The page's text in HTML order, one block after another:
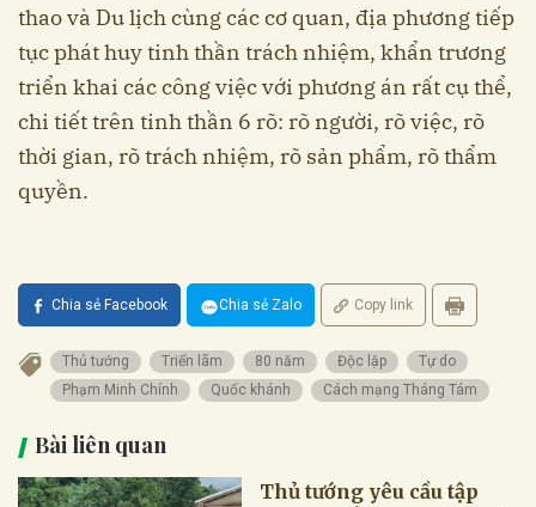
thao và Du lịch cùng các cơ quan, địa phương tiếp
tục phát huy tinh thần trách nhiệm, khẩn trương
triển khai các công việc với phương án rất cụ thể,
chi tiết trên tinh thần 6 rõ: rõ người, rõ việc, rõ
thời gian, rõ trách nhiệm, rõ sản phẩm, rõ thẩm
quyền.
Chia sẻ Facebook Chia sẻ Zalo Copy link
Thủ tướng Triển lãm 80 năm Độc lập
Tự do
Phạm Minh Chính
Quốc khánh Cách mạng Tháng Tám
Bài liên quan
Thủ tướng yêu cầu tập